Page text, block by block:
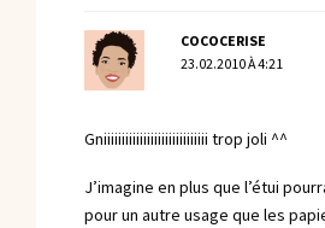
COCOCERISE
23.02.2010 À 4:21
Gniiiiiiiiiiiiiiiiiiiiiiiiiiiii trop joli ^^
J’imagine en plus que l’étui
pour un autre usage que les